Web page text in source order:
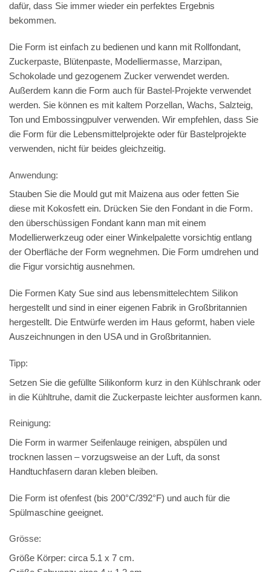
dafür, dass Sie immer wieder ein perfektes Ergebnis
bekommen.
Die Form ist einfach zu bedienen und kann mit Rollfondant,
Zuckerpaste, Blütenpaste, Modelliermasse, Marzipan,
Schokolade und gezogenem Zucker verwendet werden.
Außerdem kann die Form auch für Bastel-Projekte verwendet
werden. Sie können es mit kaltem Porzellan, Wachs, Salzteig,
Ton und Embossingpulver verwenden. Wir empfehlen, dass Sie
die Form für die Lebensmittelprojekte oder für Bastelprojekte
verwenden, nicht für beides gleichzeitig.
Anwendung:
Stauben Sie die Mould gut mit Maizena aus oder fetten Sie
diese mit Kokosfett ein. Drücken Sie den Fondant in die Form.
den überschüssigen Fondant kann man mit einem
Modellierwerkzeug oder einer Winkelpalette vorsichtig entlang
der Oberfläche der Form wegnehmen. Die Form umdrehen und
die Figur vorsichtig ausnehmen.
Die Formen Katy Sue sind aus lebensmittelechtem Silikon
hergestellt und sind in einer eigenen Fabrik in Großbritannien
hergestellt. Die Entwürfe werden im Haus geformt, haben viele
Auszeichnungen in den USA und in Großbritannien.
Tipp:
Setzen Sie die gefüllte Silikonform kurz in den Kühlschrank oder
in die Kühltruhe, damit die Zuckerpaste leichter ausformen kann.
Reinigung:
Die Form in warmer Seifenlauge reinigen, abspülen und
trocknen lassen – vorzugsweise an der Luft, da sonst
Handtuchfasern daran kleben bleiben.
Die Form ist ofenfest (bis 200°C/392°F) und auch für die
Spülmaschine geeignet.
Grösse:
Größe Körper: circa 5.1 x 7 cm.